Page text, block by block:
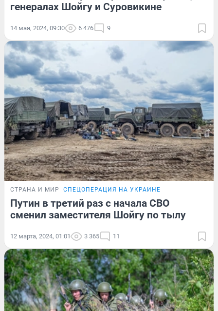
генералах Шойгу и Суровикине
14 мая, 2024, 09:30 6 476 9
СТРАНА И МИР СПЕЦОПЕРАЦИЯ НА УКРАИНЕ
Путин в третий раз с начала СВО
сменил заместителя Шойгу по тылу
12 марта, 2024, 01:01 3 365 11